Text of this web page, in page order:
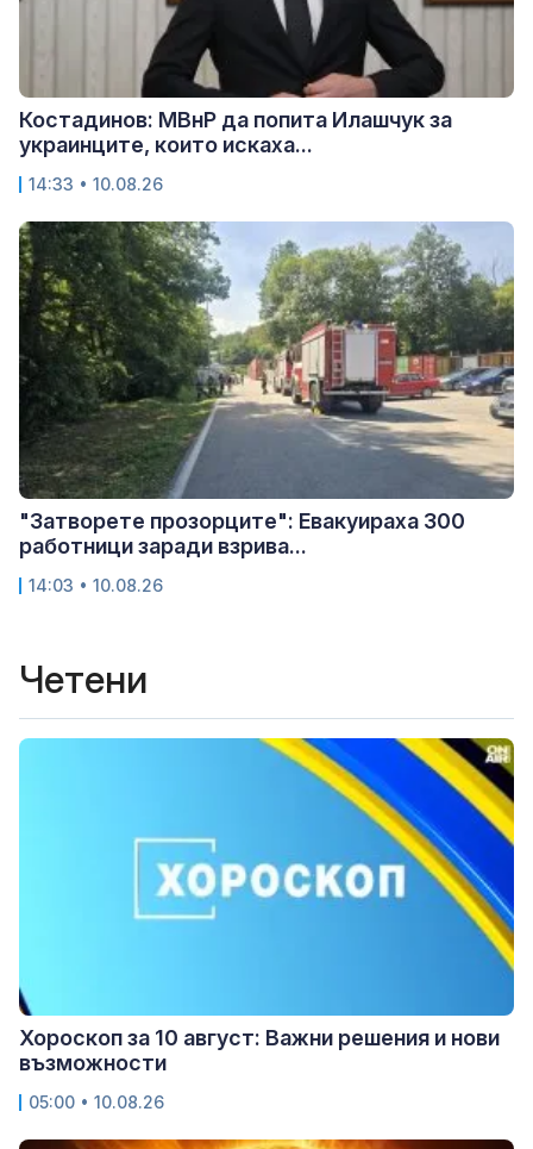
Костадинов: МВнР да попита Илашчук за
украинците, които искаха...
14:33 • 10.08.26
"Затворете прозорците": Евакуираха 300
работници заради взрива...
14:03 • 10.08.26
Четени
Хороскоп за 10 август: Важни решения и нови
възможности
05:00 • 10.08.26